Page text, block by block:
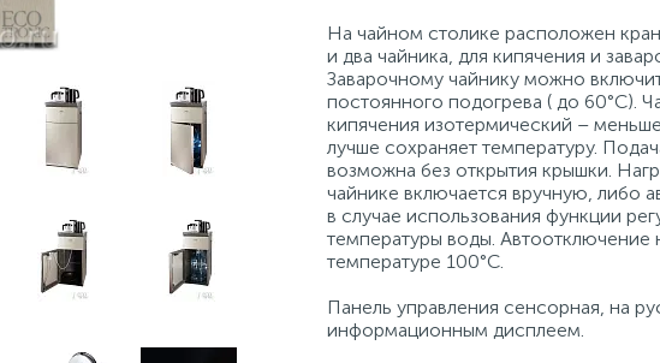
На чайном столике расположен
и два чайника, для кипячения и
Заварочному чайнику можно
постоянного подогрева ( до 60°С).
кипячения изотермический –
лучше сохраняет температуру.
возможна без открытия крышки.
чайнике включается вручную, либо
в случае использования функции
температуры воды. Автоотключение
температуре 100°С.
Панель управления сенсорная, на
информационным дисплеем.